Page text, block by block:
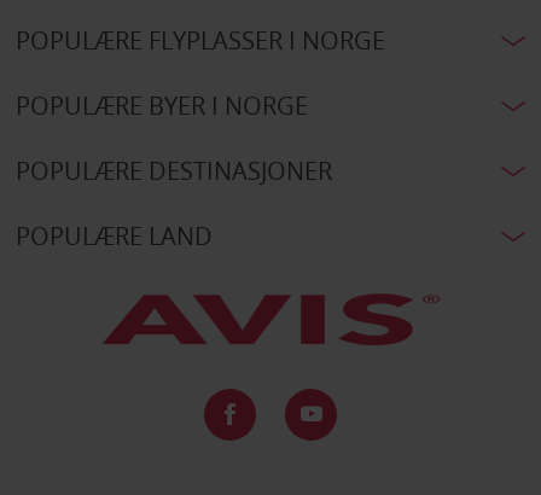
POPULÆRE FLYPLASSER I NORGE
POPULÆRE BYER I NORGE
POPULÆRE DESTINASJONER
POPULÆRE LAND